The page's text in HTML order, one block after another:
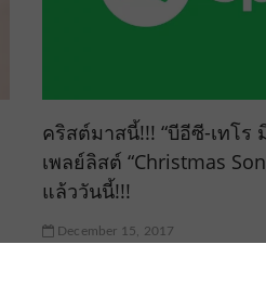
คริสต์มาสนี้!!! “บีอีซี-เทโร
เพลย์ลิสต์ “Christmas
แล้ววันนี้!!!
December 15, 2017